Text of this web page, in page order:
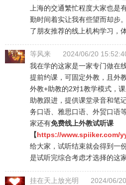
上海的交通繁忙程度大家也是
勤时间着实让我有些望而却步
了朋友推荐的线上机构学习，
等风来
2024/06/20
我在学的这家是一家专门做在
提前约课，可固定外教，且外
外教+助教的2对1教学模式，
助教跟进，提供课堂录音和笔
务口语、雅思口语、外贸口语
家还有免费线上外教试听课
【https://www.spiiker.com/
给大家，试听结束就会得到一
是试听完综合考虑才选择的这
挂在天上放光明
2024/06/